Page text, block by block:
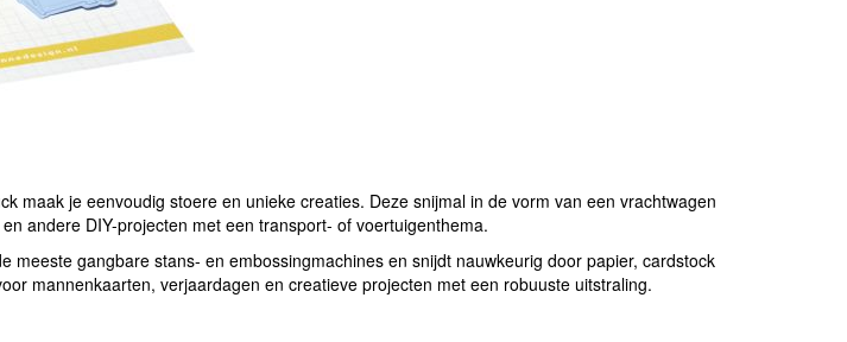
maak je eenvoudig stoere en unieke creaties. Deze snijmal in de vorm van een vrachtwagen
andere DIY-projecten met een transport- of voertuigenthema.
meeste gangbare stans- en embossingmachines en snijdt nauwkeurig door papier, cardstock
mannenkaarten, verjaardagen en creatieve projecten met een robuuste uitstraling.